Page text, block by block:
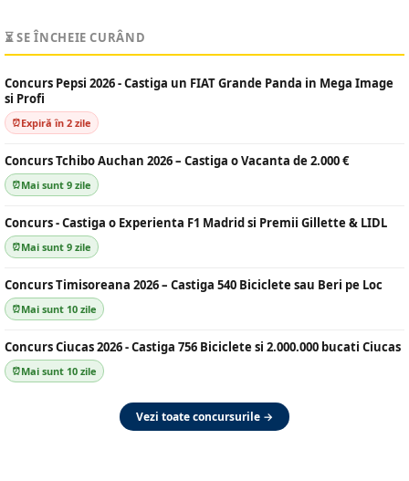
⏳ SE ÎNCHEIE CURÂND
Concurs Pepsi 2026 - Castiga un FIAT Grande Panda in Mega Image
si Profi
Expiră în 2 zile
Concurs Tchibo Auchan 2026 – Castiga o Vacanta de 2.000 €
Mai sunt 9 zile
Concurs - Castiga o Experienta F1 Madrid si Premii Gillette & LIDL
Mai sunt 9 zile
Concurs Timisoreana 2026 – Castiga 540 Biciclete sau Beri pe Loc
Mai sunt 10 zile
Concurs Ciucas 2026 - Castiga 756 Biciclete si 2.000.000 bucati Ciucas
Mai sunt 10 zile
Vezi toate concursurile →